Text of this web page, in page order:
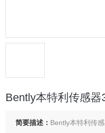
Bently本特利传感
简要描述： Bently本特利传